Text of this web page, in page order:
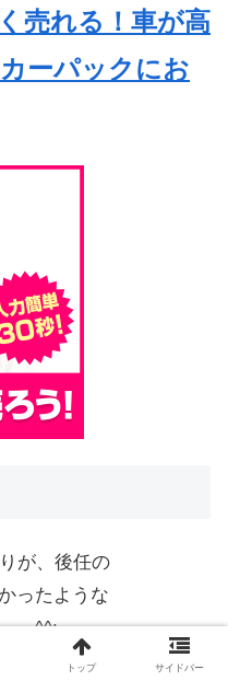
売れる！車が高
ーパックにお
が、後任の
ったような
。^^;
トップ サイドバー